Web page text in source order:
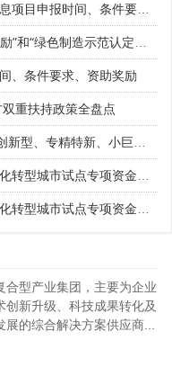
时间、条件要求、补助奖励
”事项兑现申报时间、条件要求、资助标准
、条件要求、资助奖励
重扶持政策全盘点
新、小巨人三者区别与申报攻略
两化融合管理体系贯标项目资助计划
合管理体系贯标项目拟资助企业名单的公示
合型产业集团，主要为企业
新升级、科技成果转化及
的综合解决方案供应商...